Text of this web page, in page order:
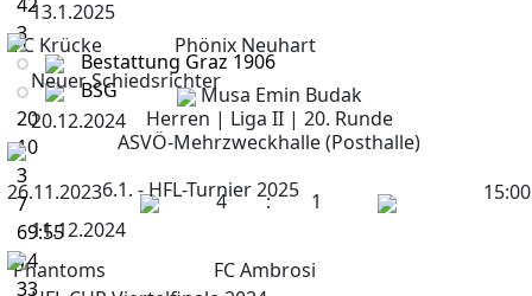
3
Bestattung Graz 1906
BSG
20
10
3
7
69:55
14
33
FC Krücke
Phönix Neuhart
Musa Emin Budak
Herren | Liga II | 20. Runde
ASVÖ-Mehrzweckhalle (Posthalle)
26.11.2023
15:00
4 : 1
Phantoms
FC Ambrosi
13.1.2025
Neuer Schiedsrichter
20.12.2024
6.1. - HFL-Turnier 2025
11.12.2024